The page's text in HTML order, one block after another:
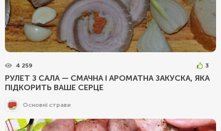
4 259 3
РУЛЕТ З САЛА — СМАЧНА І АРОМАТНА ЗАКУСКА, ЯКА
ПІДКОРИТЬ ВАШЕ СЕРЦЕ
Основні страви